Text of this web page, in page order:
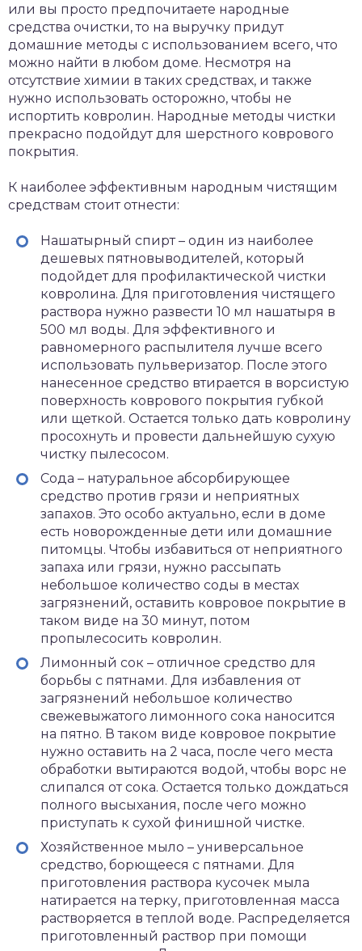
или вы просто предпочитаете народные
средства очистки, то на выручку придут
домашние методы с использованием всего, что
можно найти в любом доме. Несмотря на
отсутствие химии в таких средствах, и также
нужно использовать осторожно, чтобы не
испортить ковролин. Народные методы чистки
прекрасно подойдут для шерстного коврового
покрытия.
К наиболее эффективным народным чистящим
средствам стоит отнести:
Нашатырный спирт – один из наиболее
дешевых пятновыводителей, который
подойдет для профилактической чистки
ковролина. Для приготовления чистящего
раствора нужно развести 10 мл нашатыря в
500 мл воды. Для эффективного и
равномерного распылителя лучше всего
использовать пульверизатор. После этого
нанесенное средство втирается в ворсистую
поверхность коврового покрытия губкой
или щеткой. Остается только дать ковролину
просохнуть и провести дальнейшую сухую
чистку пылесосом.
Сода – натуральное абсорбирующее
средство против грязи и неприятных
запахов. Это особо актуально, если в доме
есть новорожденные дети или домашние
питомцы. Чтобы избавиться от неприятного
запаха или грязи, нужно рассыпать
небольшое количество соды в местах
загрязнений, оставить ковровое покрытие в
таком виде на 30 минут, потом
пропылесосить ковролин.
Лимонный сок – отличное средство для
борьбы с пятнами. Для избавления от
загрязнений небольшое количество
свежевыжатого лимонного сока наносится
на пятно. В таком виде ковровое покрытие
нужно оставить на 2 часа, после чего места
обработки вытираются водой, чтобы ворс не
слипался от сока. Остается только дождаться
полного высыхания, после чего можно
приступать к сухой финишной чистке.
Хозяйственное мыло – универсальное
средство, борющееся с пятнами. Для
приготовления раствора кусочек мыла
натирается на терку, приготовленная масса
растворяется в теплой воде. Распределяется
приготовленный раствор при помощи